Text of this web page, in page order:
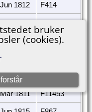
bruker
(cookies).
1812 F414
1814 F2642
1811 F451
1816
1815
1811 F11453